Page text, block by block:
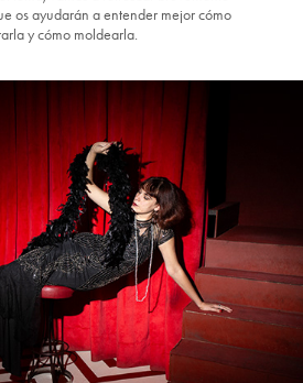
os ayudarán a entender mejor cómo
y cómo moldearla.